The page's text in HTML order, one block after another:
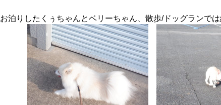
お泊りしたくぅちゃんとベリーちゃん、散歩/ドッグランでは